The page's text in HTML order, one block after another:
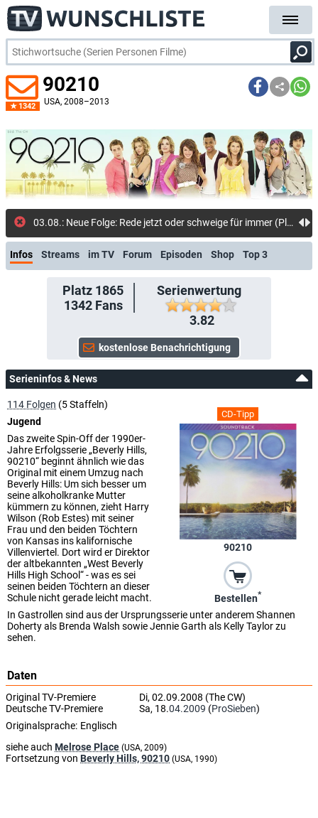
1342
90210
USA, 2008–2013
03.08.: Neue Folge: Rede jetzt oder schweige für immer (Pluto TV On Demand)
Infos Streams im TV Forum Episoden Shop Top 3
Platz 1865
1342Fans
Serienwertung
3.82
Serieninfos & News
CD-Tipp
90210
Bestellen*
114 Folgen (5 Staffeln)
Jugend
Das zweite Spin-Off der 1990er-
Jahre Erfolgsserie „Beverly Hills,
90210“ beginnt ähnlich wie das
Original mit einem Umzug nach
Beverly Hills: Um sich besser um
seine alkoholkranke Mutter
kümmern zu können, zieht Harry
Wilson (Rob Estes) mit seiner
Frau und den beiden Töchtern
von Kansas ins kalifornische
Villenviertel. Dort wird er Direktor
der altbekannten „West Beverly
Hills High School“ - was es sei
seinen beiden Töchtern an dieser
Schule nicht gerade leicht macht.
In Gastrollen sind aus der Ursprungsserie unter anderem Shannen
Doherty als Brenda Walsh sowie Jennie Garth als Kelly Taylor zu
sehen.
Daten
Original TV-Premiere
Di, 02.09.2008 (The CW)
Deutsche TV-Premiere
Sa, 18.04.2009 (ProSieben)
Originalsprache: Englisch
siehe auch Melrose Place (USA, 2009)
Fortsetzung von Beverly Hills, 90210 (USA, 1990)